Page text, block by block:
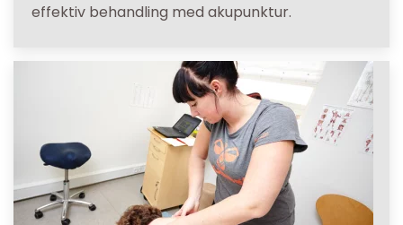
effektiv behandling med akupunktur.